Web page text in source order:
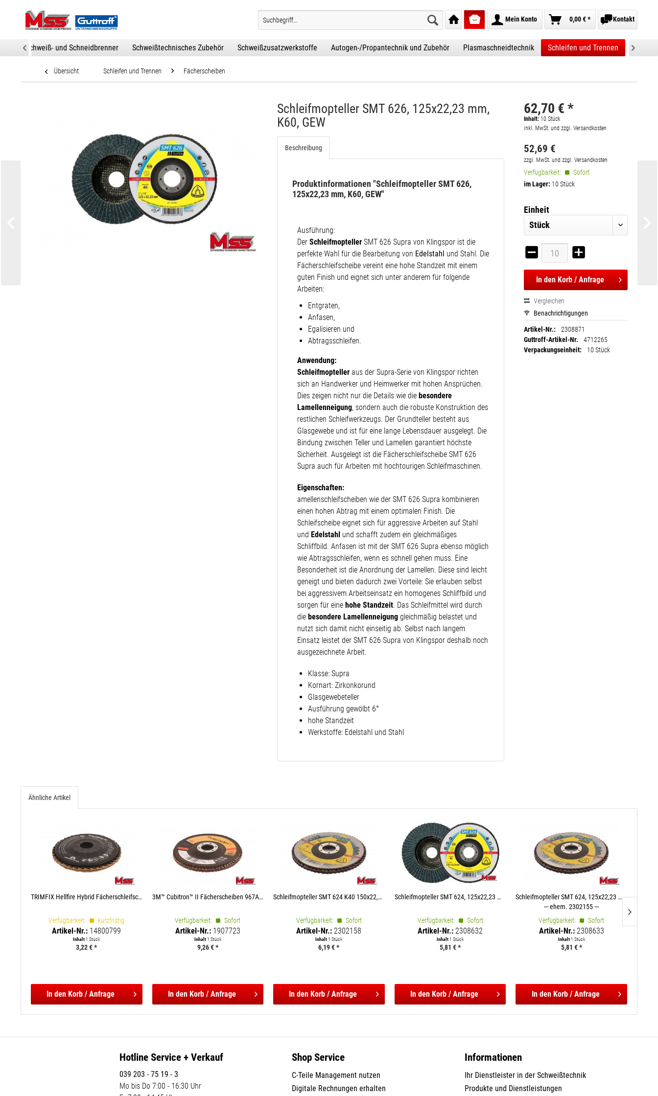
Mein Konto 0,00 € * Kontakt
Schweiß- und Schneidbrenner Schweißtechnisches Zubehör Schweißzusatzwerkstoffe Autogen-/Propantechnik und Zubehör Plasmaschneidtechnik Schleifen und Trennen
 
Übersicht Schleifen und Trennen Fächerscheiben
Schleifmopteller SMT 626, 125x22,23 mm,
K60, GEW
Beschreibung
Produktinformationen "Schleifmopteller SMT 626,
125x22,23 mm, K60, GEW"
Ausführung:
Der Schleifmopteller SMT 626 Supra von Klingspor ist die
perfekte Wahl für die Bearbeitung von Edelstahl und Stahl. Die
Fächerschleifscheibe vereint eine hohe Standzeit mit einem
guten Finish und eignet sich unter anderem für folgende
Arbeiten:
Entgraten,
Anfasen,
Egalisieren und
Abtragsschleifen.
Anwendung:
Schleifmopteller aus der Supra-Serie von Klingspor richten
sich an Handwerker und Heimwerker mit hohen Ansprüchen.
Dies zeigen nicht nur die Details wie die besondere
Lamellenneigung, sondern auch die robuste Konstruktion des
restlichen Schleifwerkzeugs. Der Grundteller besteht aus
Glasgewebe und ist für eine lange Lebensdauer ausgelegt. Die
Bindung zwischen Teller und Lamellen garantiert höchste
Sicherheit. Ausgelegt ist die Fächerschleifscheibe SMT 626
Supra auch für Arbeiten mit hochtourigen Schleifmaschinen.
Eigenschaften:
amellenschleifscheiben wie der SMT 626 Supra kombinieren
einen hohen Abtrag mit einem optimalen Finish. Die
Schleifscheibe eignet sich für aggressive Arbeiten auf Stahl
und Edelstahl und schafft zudem ein gleichmäßiges
Schliffbild. Anfasen ist mit der SMT 626 Supra ebenso möglich
wie Abtragsschleifen, wenn es schnell gehen muss. Eine
Besonderheit ist die Anordnung der Lamellen. Diese sind leicht
geneigt und bieten dadurch zwei Vorteile: Sie erlauben selbst
bei aggressivem Arbeitseinsatz ein homogenes Schliffbild und
sorgen für eine hohe Standzeit. Das Schleifmittel wird durch
die besondere Lamellenneigung gleichmäßig belastet und
nutzt sich damit nicht einseitig ab. Selbst nach langem
Einsatz leistet der SMT 626 Supra von Klingspor deshalb noch
ausgezeichnete Arbeit.
Klasse: Supra
Kornart: Zirkonkorund
Glasgewebeteller
Ausführung gewölbt 6°
hohe Standzeit
Werkstoffe: Edelstahl und Stahl
62,70 € *
Inhalt: 10 Stück
inkl. MwSt. und zzgl. Versandkosten
52,69 €
zzgl. MwSt. und zzgl. Versandkosten
Verfügbarkeit:
Sofort
im Lager: 10 Stück
Einheit
In den Korb / Anfrage
Vergleichen
Benachrichtigungen
Artikel-Nr.:
2308871
Guttroff-Artikel-Nr.
4712265
Verpackungseinheit:
10 Stück
Ähnliche Artikel
TRIMFIX Hellfire Hybrid Fächerschleifscheibe...
Verfügbarkeit: kurzfristig
Artikel-Nr.: 14800799
Inhalt1 Stück
3,22 € *
In den Korb / Anfrage
3M™ Cubitron™ II Fächerscheiben 967A konisch Ø...
Verfügbarkeit: Sofort
Artikel-Nr.: 1907723
Inhalt1 Stück
9,26 € *
In den Korb / Anfrage
Schleifmopteller SMT 624 K40 150x22,23 mm N
Verfügbarkeit: Sofort
Artikel-Nr.: 2302158
Inhalt1 Stück
6,19 € *
In den Korb / Anfrage
Schleifmopteller SMT 624, 125x22,23 mm, K40, GEW
Verfügbarkeit: Sofort
Artikel-Nr.: 2308632
Inhalt1 Stück
5,81 € *
In den Korb / Anfrage
Schleifmopteller SMT 624, 125x22,23 mm, K60, GEW
--- ehem. 2302155 ---
Verfügbarkeit:
Sofort
Artikel-Nr.: 2308633
Inhalt1 Stück
5,81 € *
In den Korb / Anfrage
Hotline Service + Verkauf
039 203 - 75 19 - 3
Mo bis Do 7:00 - 16:30 Uhr
Shop Service
C-Teile Management nutzen
Digitale Rechnungen erhalten
Informationen
Ihr Dienstleister in der Schweißtechnik
Produkte und Dienstleistungen